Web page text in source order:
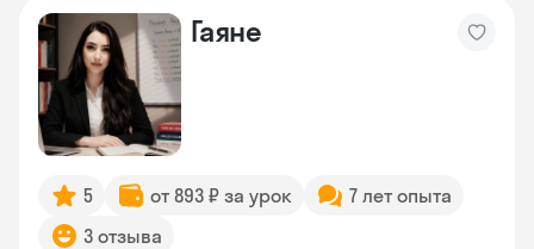
Гаяне
5 от 893 ₽ за урок
7 лет опыта
3 отзыва